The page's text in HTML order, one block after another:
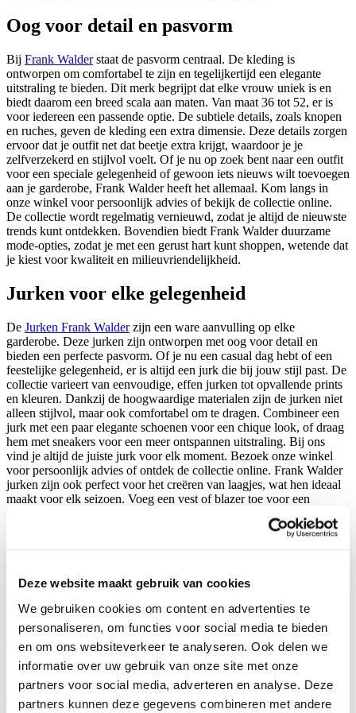
Deze website maakt gebruik van cookies
We gebruiken cookies om content en advertenties te
personaliseren, om functies voor social media te bieden
en om ons websiteverkeer te analyseren. Ook delen we
informatie over uw gebruik van onze site met onze
partners voor social media, adverteren en analyse. Deze
partners kunnen deze gegevens combineren met andere
Oog voor detail en pasvorm
Bij Frank Walderstaat de pasvorm centraal. De kleding is
ontworpen om comfortabel te zijn en tegelijkertijd een elegante
uitstraling te bieden. Dit merk begrijpt dat elke vrouw uniek is en
biedt daarom een breed scala aan maten. Van maat 36 tot 52, er is
voor iedereen een passende optie. De subtiele details, zoals knopen
en ruches, geven de kleding een extra dimensie. Deze details zorgen
ervoor dat je outfit net dat beetje extra krijgt, waardoor je je
zelfverzekerd en stijlvol voelt. Of je nu op zoek bent naar een outfit
voor een speciale gelegenheid of gewoon iets nieuws wilt toevoegen
aan je garderobe, Frank Walder heeft het allemaal. Kom langs in
onze winkel voor persoonlijk advies of bekijk de collectie online.
De collectie wordt regelmatig vernieuwd, zodat je altijd de nieuwste
trends kunt ontdekken. Bovendien biedt Frank Walder duurzame
mode-opties, zodat je met een gerust hart kunt shoppen, wetende dat
je kiest voor kwaliteit en milieuvriendelijkheid.
Jurken voor elke gelegenheid
De Jurken Frank Walderzijn een ware aanvulling op elke
garderobe. Deze jurken zijn ontworpen met oog voor detail en
bieden een perfecte pasvorm. Of je nu een casual dag hebt of een
feestelijke gelegenheid, er is altijd een jurk die bij jouw stijl past. De
collectie varieert van eenvoudige, effen jurken tot opvallende prints
en kleuren. Dankzij de hoogwaardige materialen zijn de jurken niet
alleen stijlvol, maar ook comfortabel om te dragen. Combineer een
jurk met een paar elegante schoenen voor een chique look, of draag
hem met sneakers voor een meer ontspannen uitstraling. Bij ons
vind je altijd de juiste jurk voor elk moment. Bezoek onze winkel
voor persoonlijk advies of ontdek de collectie online. Frank Walder
jurken zijn ook perfect voor het creëren van laagjes, wat hen ideaal
maakt voor elk seizoen. Voeg een vest of blazer toe voor een
uitstraling. De veelzijdigheid van deze jurken maakt ze een
Veelgestelde vragen over Frank Walder
Gebreide truien
Frank Walder gebreide truien zijn een uitstekende keuze voor wie
stijl en comfort zoekt. Deze truien zijn gemaakt van hoogwaardige
materialen die zowel warmte als een luxe uitstraling bieden. Ideaal
voor het wisselvallige weer in Nederland, ze passen perfect bij
zowel casual als meer formele outfits. Of je nu een dagje thuis bent
of een avondje uitgaat, met een Frank Walder trui zit je altijd goed.